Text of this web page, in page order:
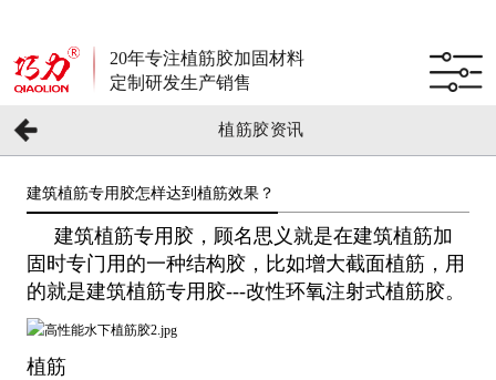
20年专注植筋胶加固材料
定制研发生产销售
植筋胶资讯
建筑植筋专用胶怎样达到植筋效果？
建筑植筋专用胶，顾名思义就是在建筑植筋加
固时专门用的一种结构胶，比如增大截面植筋，用
的就是建筑植筋专用胶---改性环氧注射式植筋胶。
植筋